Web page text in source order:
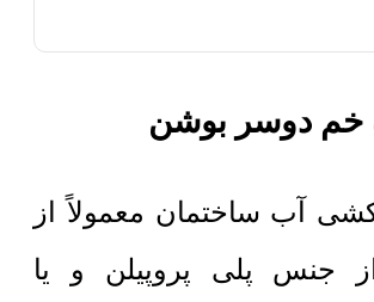
خم دوسر بوشن
آب ساختمان معمولاً از
جنس پلی پروپیلن و یا